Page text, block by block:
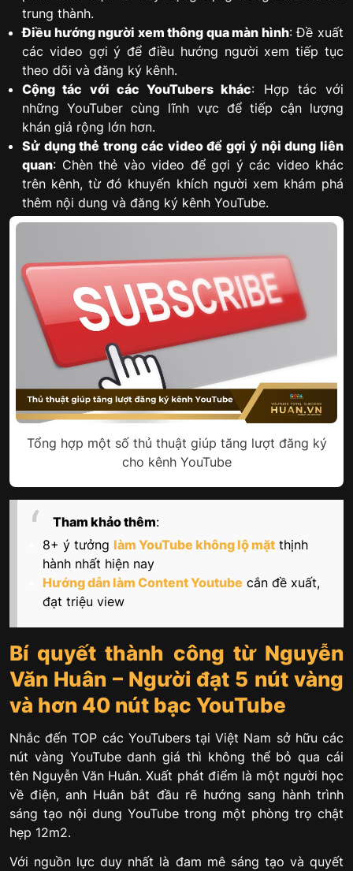
trung thành.
Điều hướng người xem thông qua màn hình: Đề xuất
các video gợi ý để điều hướng người xem tiếp tục
theo dõi và đăng ký kênh.
Cộng tác với các YouTubers khác: Hợp tác với
những YouTuber cùng lĩnh vực để tiếp cận lượng
khán giả rộng lớn hơn.
Sử dụng thẻ trong các video để gợi ý nội dung liên
quan: Chèn thẻ vào video để gợi ý các video khác
trên kênh, từ đó khuyến khích người xem khám phá
thêm nội dung và đăng ký kênh YouTube.
Tổng hợp một số thủ thuật giúp tăng lượt đăng ký
cho kênh YouTube
Tham khảo thêm:
8+ ý tưởng làm YouTube không lộ mặt thịnh
hành nhất hiện nay
Hướng dẫn làm Content Youtube cắn đề xuất,
đạt triệu view
Bí quyết thành công từ Nguyễn
Văn Huân – Người đạt 5 nút vàng
và hơn 40 nút bạc YouTube
Nhắc đến TOP các YouTubers tại Việt Nam sở hữu các
nút vàng YouTube danh giá thì không thể bỏ qua cái
tên Nguyễn Văn Huân. Xuất phát điểm là một người học
về điện, anh Huân bắt đầu rẽ hướng sang hành trình
sáng tạo nội dung YouTube trong một phòng trọ chật
hẹp 12m2.
Với nguồn lực duy nhất là đam mê sáng tạo và quyết